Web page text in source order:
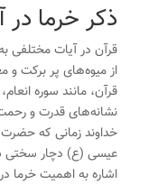
ذکر خرما در
قرآن در آیات مختلفی
از میوه‌های پر برکت
قرآن، مانند سوره
نشانه‌های قدرت و
خداوند زمانی که
عیسی (ع) دچار سختی
اشاره به اهمیت خرما